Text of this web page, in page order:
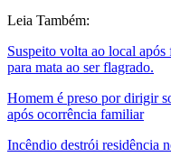
Leia Também:
Suspeito volta ao local
para mata ao ser flagrado.
Homem é preso por dirigir
após ocorrência familiar
Incêndio destrói residência